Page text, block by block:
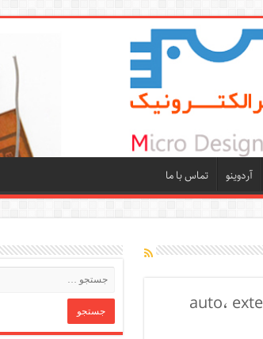
آردوینو تماس با ما